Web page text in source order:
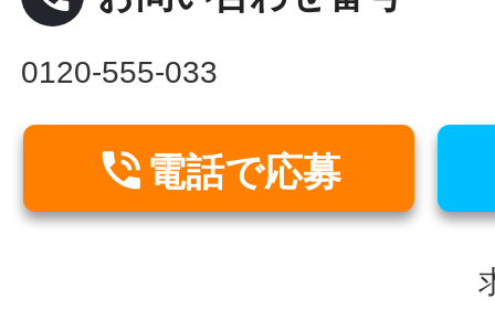
0120-555-033
 電話で応募